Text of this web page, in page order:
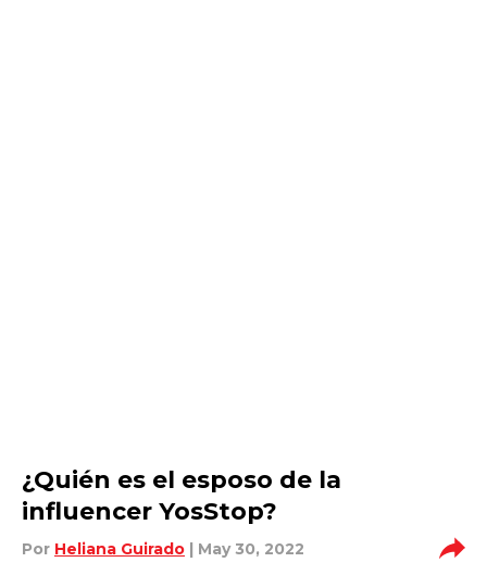
¿Quién es el esposo de la
influencer YosStop?
Por Heliana Guirado | May 30, 2022